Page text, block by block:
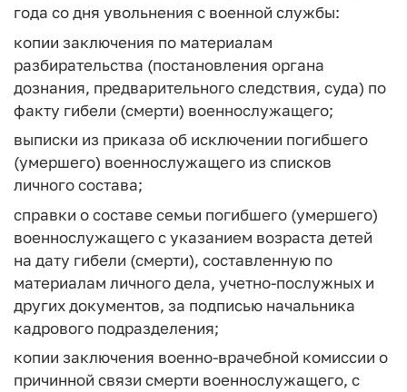
года со дня увольнения с военной службы:
копии заключения по материалам
разбирательства (постановления органа
дознания, предварительного следствия, суда) по
факту гибели (смерти) военнослужащего;
выписки из приказа об исключении погибшего
(умершего) военнослужащего из списков
личного состава;
справки о составе семьи погибшего (умершего)
военнослужащего с указанием возраста детей
на дату гибели (смерти), составленную по
материалам личного дела, учетно-послужных и
других документов, за подписью начальника
кадрового подразделения;
копии заключения военно-врачебной комиссии о
причинной связи смерти военнослужащего, с